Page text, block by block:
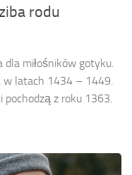
rodu
miłośników gotyku.
w latach 1434 – 1449.
pochodzą z roku 1363.